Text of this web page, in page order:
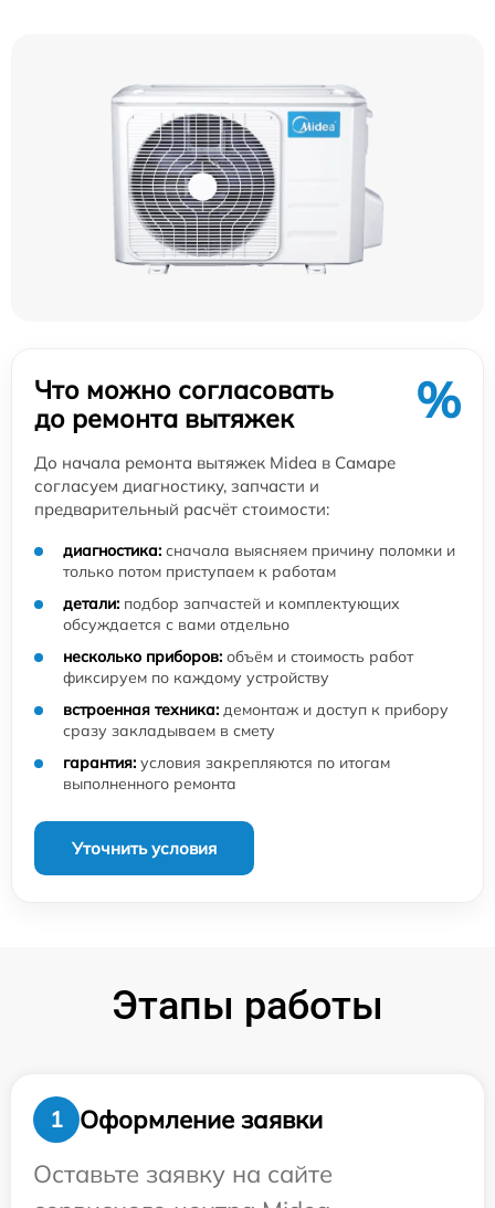
Что можно согласовать
до ремонта вытяжек
%
До начала ремонта вытяжек Midea в Самаре
согласуем диагностику, запчасти и
предварительный расчёт стоимости:
диагностика: сначала выясняем причину поломки и
только потом приступаем к работам
детали: подбор запчастей и комплектующих
обсуждается с вами отдельно
несколько приборов: объём и стоимость работ
фиксируем по каждому устройству
встроенная техника: демонтаж и доступ к прибору
сразу закладываем в смету
гарантия: условия закрепляются по итогам
выполненного ремонта
Уточнить условия
Этапы работы
1
Оформление заявки
Оставьте заявку на сайте